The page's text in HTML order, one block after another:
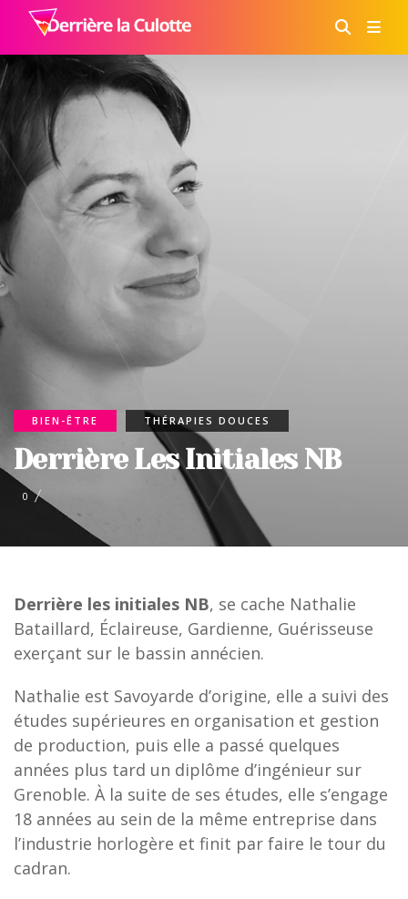
BIEN-ÊTRE THÉRAPIES DOUCES
Derrière Les Initiales NB
0
Derrière les initiales NB, se cache Nathalie
Bataillard, Éclaireuse, Gardienne, Guérisseuse
exerçant sur le bassin annécien.
Nathalie est Savoyarde d’origine, elle a suivi des
études supérieures en organisation et gestion
de production, puis elle a passé quelques
années plus tard un diplôme d’ingénieur sur
Grenoble. À la suite de ses études, elle s’engage
18 années au sein de la même entreprise dans
l’industrie horlogère et finit par faire le tour du
cadran.